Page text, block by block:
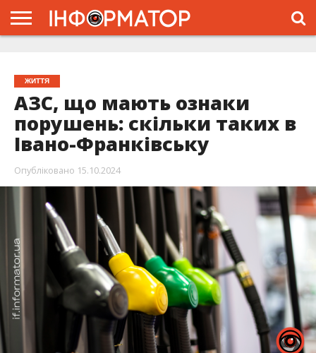
ЖИТТЯ
АЗС, що мають ознаки
порушень: скільки таких в
Івано-Франківську
Опубліковано 15.10.2024